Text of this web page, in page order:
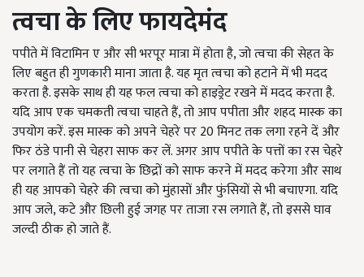
त्वचा के लिए फायदेमंद
पपीते में विटामिन ए और सी भरपूर मात्रा में होता है, जो त्वचा की सेहत के
लिए बहुत ही गुणकारी माना जाता है. यह मृत त्वचा को हटाने में भी मदद
करता है. इसके साथ ही यह फल त्वचा को हाइड्रेट रखने में मदद करता है.
यदि आप एक चमकती त्वचा चाहते हैं, तो आप पपीता और शहद मास्क का
उपयोग करें. इस मास्क को अपने चेहरे पर 20 मिनट तक लगा रहने दें और
फिर ठंडे पानी से चेहरा साफ कर लें. अगर आप पपीते के पत्तों का रस चेहरे
पर लगाते हैं तो यह त्वचा के छिद्रों को साफ करने में मदद करेगा और साथ
ही यह आपको चेहरे की त्वचा को मुंहासों और फुंसियों से भी बचाएगा. यदि
आप जले, कटे और छिली हुई जगह पर ताजा रस लगाते हैं, तो इससे घाव
जल्दी ठीक हो जाते हैं.